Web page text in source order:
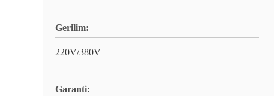
Gerilim:
220V/380V
Garanti: